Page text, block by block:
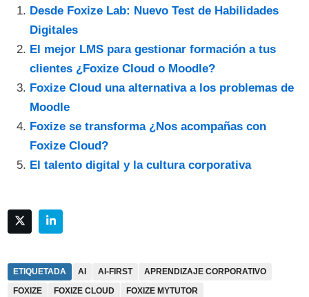
Desde Foxize Lab: Nuevo Test de Habilidades
Digitales
El mejor LMS para gestionar formación a tus
clientes ¿Foxize Cloud o Moodle?
Foxize Cloud una alternativa a los problemas de
Moodle
Foxize se transforma ¿Nos acompañas con
Foxize Cloud?
El talento digital y la cultura corporativa
ETIQUETADA AI AI-FIRST
APRENDIZAJE CORPORATIVO
FOXIZE
FOXIZE CLOUD
FOXIZE MYTUTOR